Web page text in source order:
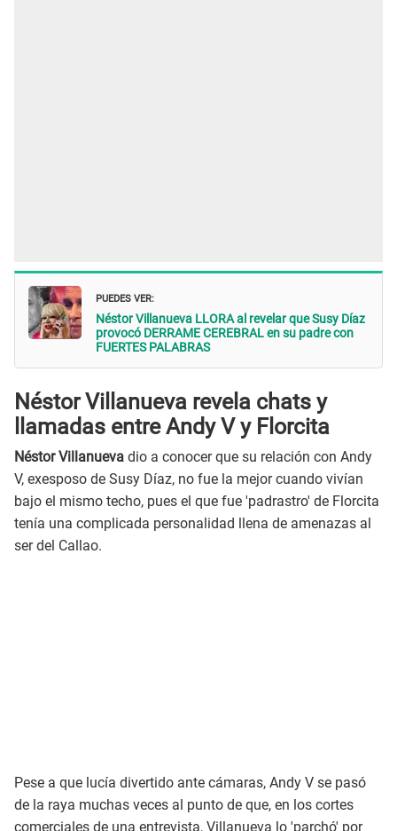
PUEDES VER:
Néstor Villanueva LLORA al revelar que Susy Díaz
provocó DERRAME CEREBRAL en su padre con
FUERTES PALABRAS
Néstor Villanueva revela chats y
llamadas entre Andy V y Florcita
Néstor Villanueva dio a conocer que su relación con Andy
V, exesposo de Susy Díaz, no fue la mejor cuando vivían
bajo el mismo techo, pues el que fue 'padrastro' de Florcita
tenía una complicada personalidad llena de amenazas al
ser del Callao.
Pese a que lucía divertido ante cámaras, Andy V se pasó
de la raya muchas veces al punto de que, en los cortes
comerciales de una entrevista, Villanueva lo 'parchó' por